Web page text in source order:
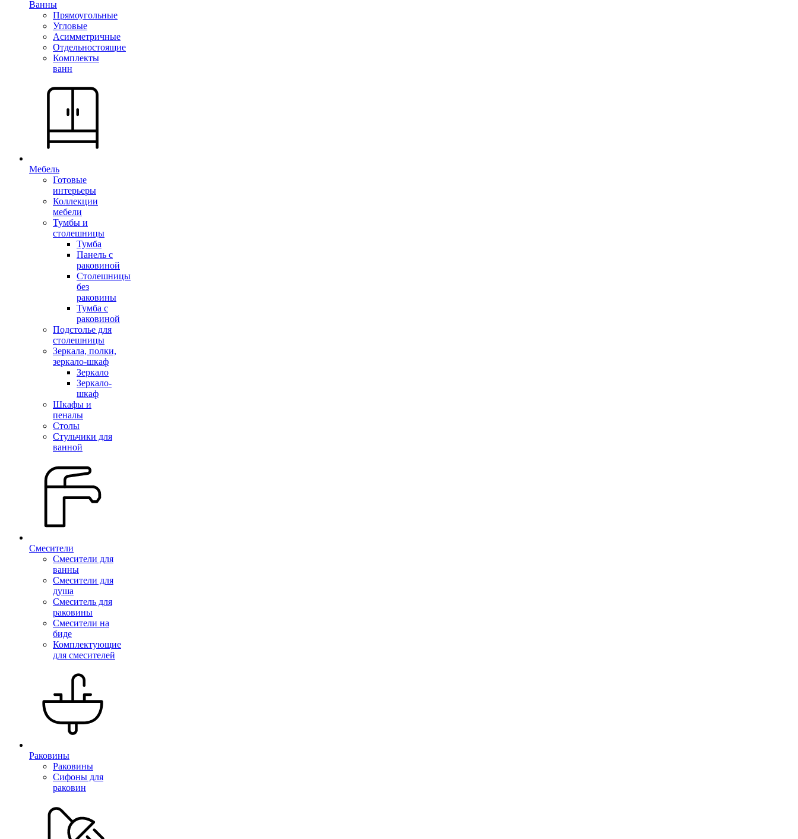
Ванны
Прямоугольные
Угловые
Асимметричные
Отдельностоящие
Комплекты
ванн
Мебель
Готовые
интерьеры
Коллекции
мебели
Тумбы и
столешницы
Тумба
Панель с
раковиной
Столешницы
без
раковины
Тумба с
раковиной
Подстолье для
столешницы
Зеркала, полки,
зеркало-шкаф
Зеркало
Зеркало-
шкаф
Шкафы и
пеналы
Столы
Стульчики для
ванной
Смесители
Смесители для
ванны
Смесители для
душа
Смеситель для
раковины
Смесители на
биде
Комплектующие
для смесителей
Раковины
Раковины
Сифоны для
раковин